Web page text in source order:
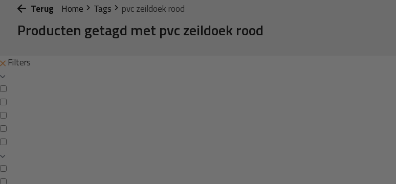
Terug Home Tags pvc zeildoek rood
Producten getagd met pvc zeildoek rood
Filters